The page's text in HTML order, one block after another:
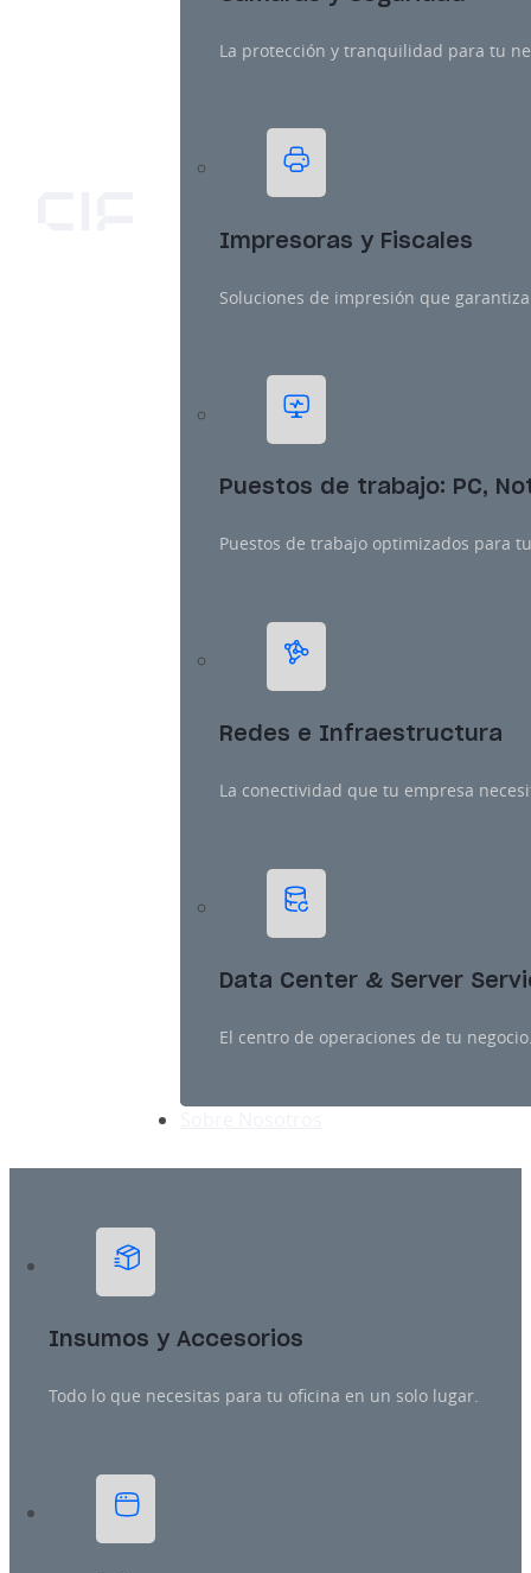
La protección y tranquilidad para tu
Impresoras y Fiscales
Soluciones de impresión que
Puestos de trabajo: PC,
Puestos de trabajo optimizados para
Redes e Infraestructura
La conectividad que tu empresa
Data Center & Server
El centro de operaciones de tu
Insumos y Accesorios
Todo lo que necesitas para tu oficina en un solo lugar.